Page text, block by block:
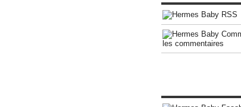
les commentaires